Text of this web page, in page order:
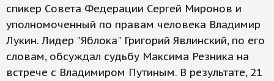
спикер Совета Федерации Сергей Миронов и
уполномоченный по правам человека Владимир
Лукин. Лидер "Яблока" Григорий Явлинский, по его
словам, обсуждал судьбу Максима Резника на
встрече с Владимиром Путиным. В результате, 21